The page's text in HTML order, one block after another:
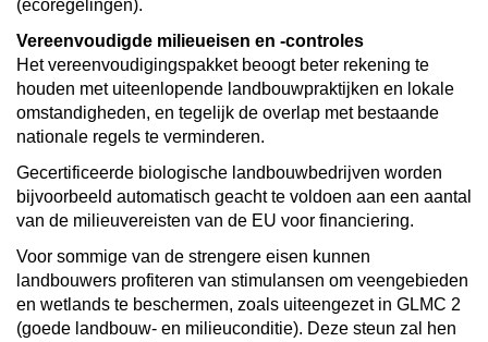
(ecoregelingen).
Vereenvoudigde milieueisen en -controles
Het vereenvoudigingspakket beoogt beter rekening te
houden met uiteenlopende landbouwpraktijken en lokale
omstandigheden, en tegelijk de overlap met bestaande
nationale regels te verminderen.
Gecertificeerde biologische landbouwbedrijven worden
bijvoorbeeld automatisch geacht te voldoen aan een aantal
van de milieuvereisten van de EU voor financiering.
Voor sommige van de strengere eisen kunnen
landbouwers profiteren van stimulansen om veengebieden
en wetlands te beschermen, zoals uiteengezet in GLMC 2
(goede landbouw- en milieuconditie). Deze steun zal hen